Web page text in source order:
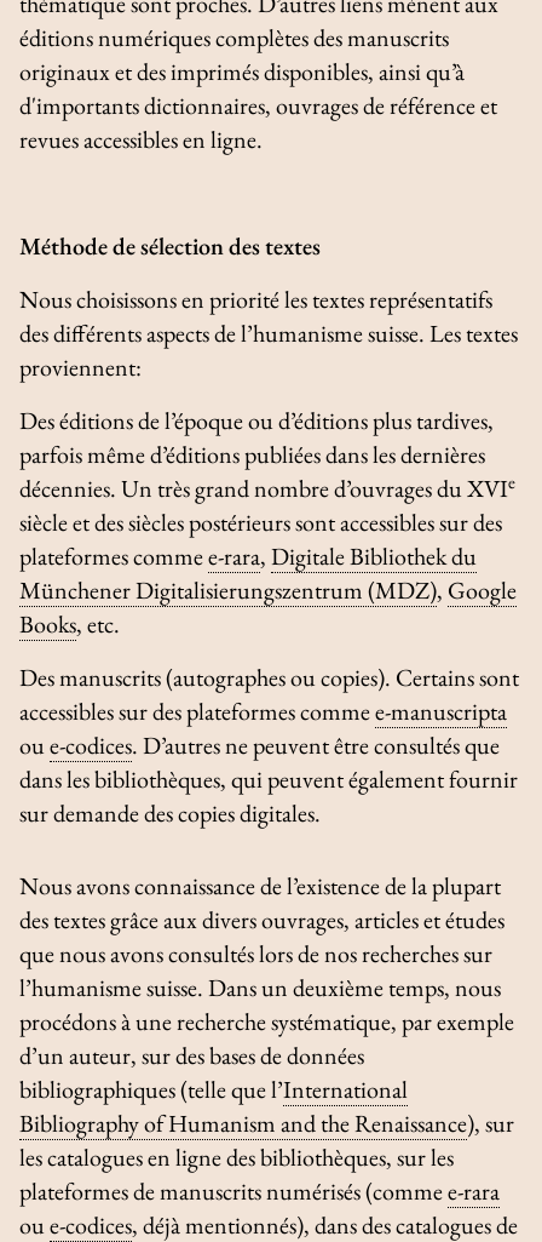
éditions numériques complètes des manuscrits
originaux et des imprimés disponibles, ainsi qu’à
d'importants dictionnaires, ouvrages de référence et
revues accessibles en ligne.
Méthode de sélection des textes
Nous choisissons en priorité les textes représentatifs
des différents aspects de l’humanisme suisse. Les textes
proviennent:
Des éditions de l’époque ou d’éditions plus tardives,
parfois même d’éditions publiées dans les dernières
décennies. Un très grand nombre d’ouvrages du XVIe
siècle et des siècles postérieurs sont accessibles sur des
plateformes commee-rara,Digitale Bibliothek du
Münchener Digitalisierungszentrum (MDZ), Google
Books, etc.
Des manuscrits (autographes ou copies). Certains sont
accessibles sur des plateformes commee-manuscripta
oue-codices. D’autres ne peuvent être consultés que
dans les bibliothèques, qui peuvent également fournir
sur demande des copies digitales.
Nous avons connaissance de l’existence de la plupart
des textes grâce aux divers ouvrages, articles et études
que nous avons consultés lors de nos recherches sur
l’humanisme suisse. Dans un deuxième temps, nous
procédons à une recherche systématique, par exemple
d’un auteur, sur des bases de données
bibliographiques (telle que l’International
Bibliography of Humanism and the Renaissance), sur
les catalogues en ligne des bibliothèques, sur les
plateformes de manuscrits numérisés (commee-rara
oue-codices, déjà mentionnés), dans des catalogues de